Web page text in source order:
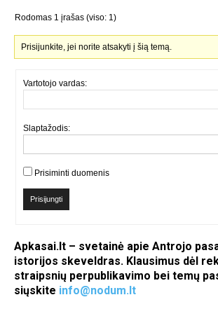
Rodomas 1 įrašas (viso: 1)
Prisijunkite, jei norite atsakyti į šią temą.
Vartotojo vardas:
Slaptažodis:
Prisiminti duomenis
Prisijungti
Apkasai.lt – svetainė apie Antrojo
istorijos skeveldras. Klausimus dėl
straipsnių perpublikavimo bei temų
siųskite info@nodum.lt